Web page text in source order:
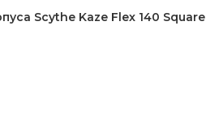
Scythe Kaze Flex 140 Square